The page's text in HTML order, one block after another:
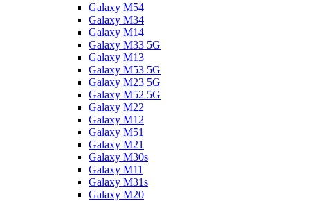
Galaxy M54
Galaxy M34
Galaxy M14
Galaxy M33 5G
Galaxy M13
Galaxy M53 5G
Galaxy M23 5G
Galaxy M52 5G
Galaxy M22
Galaxy M12
Galaxy M51
Galaxy M21
Galaxy M30s
Galaxy M11
Galaxy M31s
Galaxy M20